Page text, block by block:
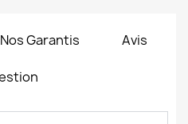
Nos Garantis Avis